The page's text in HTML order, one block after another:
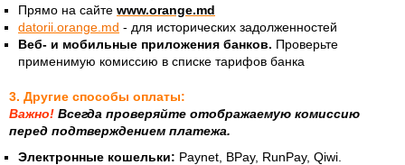
Прямо на сайте www.orange.md
datorii.orange.md - для исторических задолженностей
Веб- и мобильные приложения банков. Проверьте
применимую комиссию в списке тарифов банка
3. Другие способы оплаты:
Важно! Всегда проверяйте отображаемую комиссию
перед подтверждением платежа.
Электронные кошельки: Paynet, BPay, RunPay, Qiwi.